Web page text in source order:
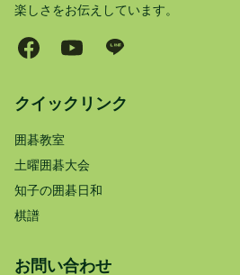
楽しさをお伝えしています。
クイックリンク
囲碁教室
土曜囲碁大会
知子の囲碁日和
棋譜
お問い合わせ